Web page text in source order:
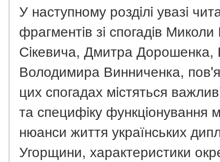
У наступному роздiлi увазi
фрагментiв зi спогадiв
Сiкевича, Дмитра Дорошенка,
Володимира Винниченка,
цих спогадах мiстяться
та специфiку функцiонування
нюанси життя українських
Угорщини, характеристики